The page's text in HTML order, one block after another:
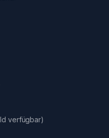
verfügbar)